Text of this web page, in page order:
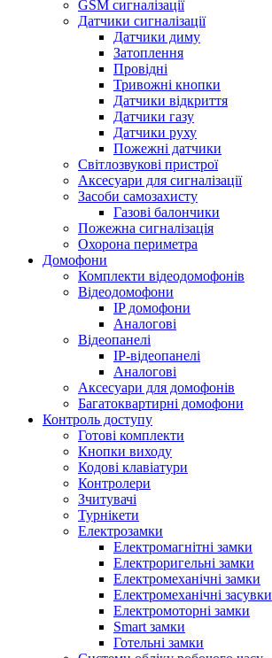
GSM сигналізації
Датчики сигналізації
Датчики диму
Затоплення
Провідні
Тривожні кнопки
Датчики відкриття
Датчики газу
Датчики руху
Пожежні датчики
Світлозвукові пристрої
Аксесуари для сигналізації
Засоби самозахисту
Газові балончики
Пожежна сигналізація
Охорона периметра
Домофони
Комплекти відеодомофонів
Відеодомофони
IP домофони
Аналогові
Відеопанелі
IP-відеопанелі
Аналогові
Аксесуари для домофонів
Багатоквартирні домофони
Контроль доступу
Готові комплекти
Кнопки виходу
Кодові клавіатури
Контролери
Зчитувачі
Турнікети
Електрозамки
Електромагнітні замки
Електроригельні замки
Електромеханічні замки
Електромеханічні засувки
Електромоторні замки
Smart замки
Готельні замки